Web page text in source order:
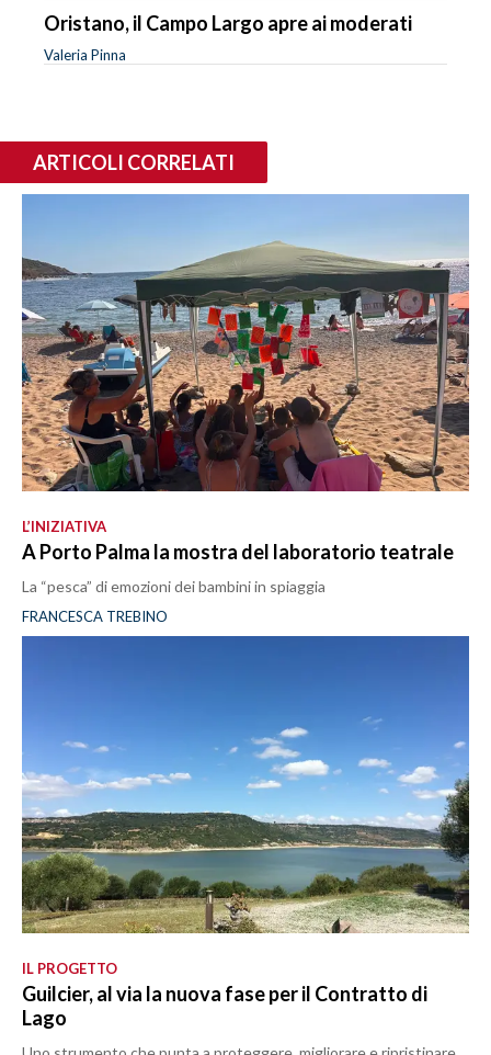
Oristano, il Campo Largo apre ai moderati
Valeria Pinna
ARTICOLI CORRELATI
L’INIZIATIVA
A Porto Palma la mostra del laboratorio teatrale
La “pesca” di emozioni dei bambini in spiaggia
FRANCESCA TREBINO
IL PROGETTO
Guilcier, al via la nuova fase per il Contratto di
Lago